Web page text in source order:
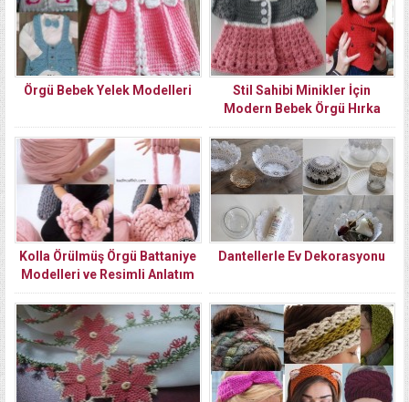
Örgü Bebek Yelek Modelleri
Stil Sahibi Minikler İçin
Modern Bebek Örgü Hırka
Modelleri
Kolla Örülmüş Örgü Battaniye
Modelleri ve Resimli Anlatım
Yapılışı
Dantellerle Ev Dekorasyonu